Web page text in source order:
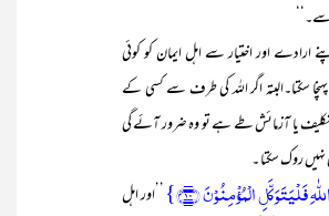
ارادے اور اختیار سے اہل ایمان کو کوئی
سکتا۔البتہ اگر اللہ کی طرف سے کسی کے
یا آزمائش طے ہے تو وہ ضرور آئے گی
روک سکتا ۔
فَلۡیَتَوَکَّلِ الۡمُؤۡمِنُوۡنَ ﴿۱۰﴾}
’’اور اہل